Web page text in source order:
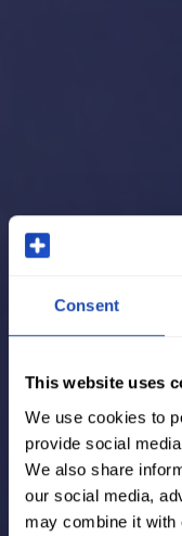
Consent
This website uses
We use cookies to
provide social
We also share
our social media,
may combine it with